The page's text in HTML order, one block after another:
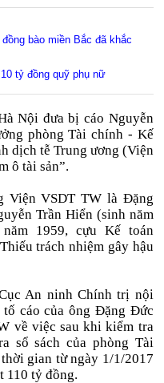
bào miền Bắc đã khắc
tỷ đồng quỹ phụ nữ
Nội đưa bị cáo Nguyễn
phòng Tài chính - Kế
dịch tễ Trung ương (Viện
ô tài sản”.
Viện VSDT TW là Đặng
Trần Hiển (sinh năm
1959, cựu Kế toán
trách nhiệm gây hậu
An ninh Chính trị nội
cáo của ông Đặng Đức
về việc sau khi kiểm tra
sổ sách của phòng Tài
gian từ ngày 1/1/2017
110 tỷ đồng.